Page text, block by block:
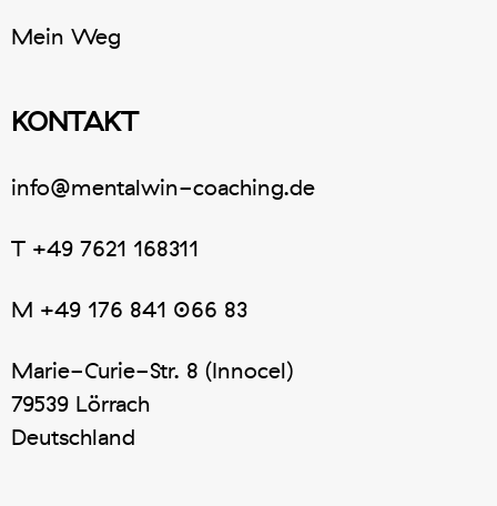
Mein Weg
KONTAKT
info@mentalwin-coaching.de
T +49 7621 168311
M +49 176 841 066 83
Marie-Curie-Str. 8 (Innocel)
79539 Lörrach
Deutschland